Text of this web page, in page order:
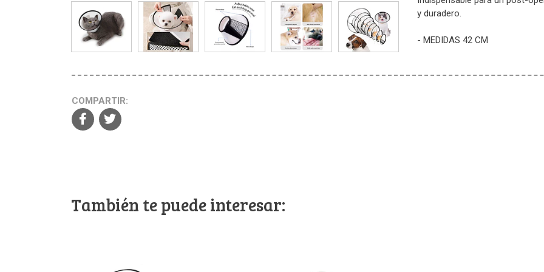
y duradero.
- MEDIDAS 42 CM
COMPARTIR:
También te puede interesar: